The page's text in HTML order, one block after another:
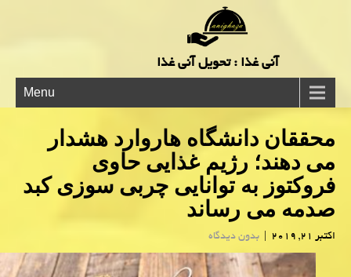
آنی غذا : تحویل آنی غذا
Menu
محققان دانشگاه هاروارد هشدار
می دهند؛ رژیم غذایی حاوی
فروكتوز به توانایی چربی سوزی كبد
صدمه می رساند
اکتبر 21, 2019 | بدون دیدگاه